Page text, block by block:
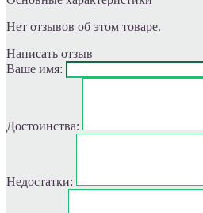
Нет отзывов об этом товаре.
Написать отзыв
Ваше имя:
Достоинства:
Недостатки: